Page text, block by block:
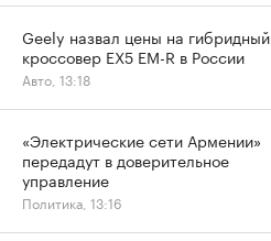
Geely назвал цены на гибридный
кроссовер EX5 EM-R в России
Авто, 13:18
«Электрические сети Армении»
передадут в доверительное
управление
Политика, 13:16